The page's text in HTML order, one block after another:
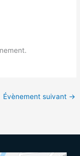
Évènement suivant →